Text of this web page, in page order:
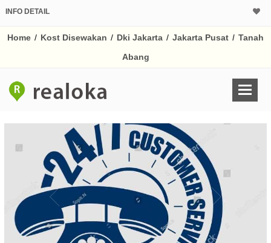
INFO DETAIL
Home / Kost Disewakan / Dki Jakarta / Jakarta Pusat / Tanah
Abang